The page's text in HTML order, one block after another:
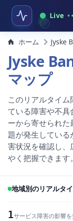
Live
ホーム Jyske
Jyske
マップ
このリアルタイ
ている障害や不
ーから寄せられ
題が発生してい
害状況を確認し
やく把握できます。
地域別のリアルタ
1サービス障害の影響